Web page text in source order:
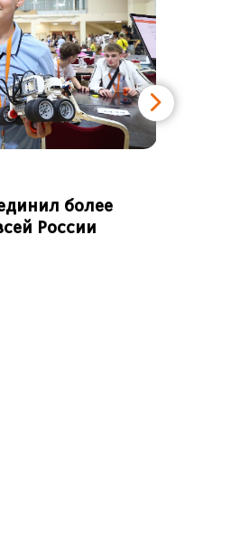
более
России